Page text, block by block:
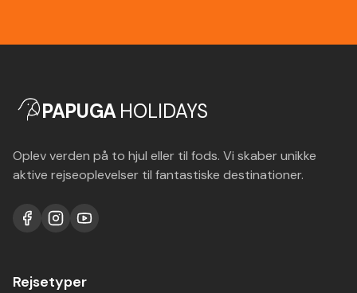
PAPUGA HOLIDAYS
Oplev verden på to hjul eller til fods. Vi skaber unikke
aktive rejseoplevelser til fantastiske destinationer.
Rejsetyper